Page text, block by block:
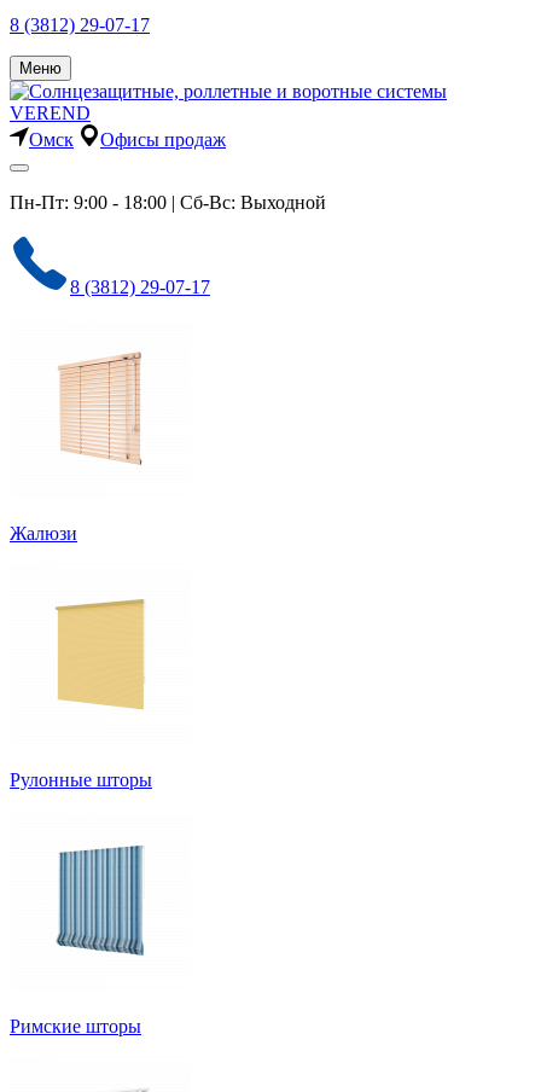
8 (3812) 29-07-17
Меню
Омск Офисы продаж
Пн-Пт: 9:00 - 18:00 | Сб-Вс: Выходной
8 (3812) 29-07-17
Жалюзи
Рулонные шторы
Римские шторы